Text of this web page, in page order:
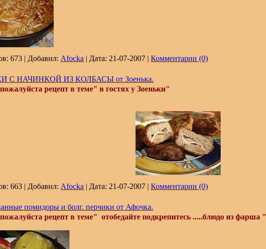
673 | Добавил: Afocka | Дата: 21-07-2007 | Комментарии (0)
С НАЧИНКОЙ ИЗ КОЛБАСЫ от Зоенька.
рецепт в теме" в гостях у Зоеньки"
663 | Добавил: Afocka | Дата: 21-07-2007 | Комментарии (0)
помидоры и болг. перчики от Афочка.
рецепт в теме" отобедайте подкрепитесь .....блюдо из фарша "